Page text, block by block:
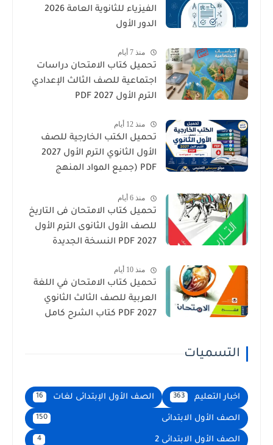
الفيزياء للثانوية العامة 2026
الدور الأول
منذ 7 أيام
تحميل كتاب الامتحان دراسات
اجتماعية للصف الثالث الإعدادي
الترم الأول 2027 PDF
منذ 12 أيام
تحميل الكتب الخارجية للصف
الأول الثانوي الترم الأول 2027
PDF (جميع المواد المنهج
منذ 6 أيام
تحميل كتاب الامتحان فى التاريخ
للصف الأول الثانوى الترم الأول
2027 PDF النسخة الجديدة
منذ 10 أيام
تحميل كتاب الامتحان في اللغة
العربية للصف الثالث الثانوي
2027 PDF كتاب الشرح كامل
التسميات
اخبار التعليم 363 الصف الأول الإبتدائى لغات 16
الصف الأول الابتدائى 150
الصف الأول الابتدائى 2 4